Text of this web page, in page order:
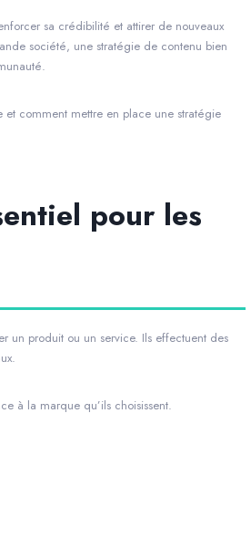
sa crédibilité et attirer de nouveaux
société, une stratégie de contenu bien
comment mettre en place une stratégie
pour les
un produit ou un service. Ils effectuent des
à la marque qu’ils choisissent.